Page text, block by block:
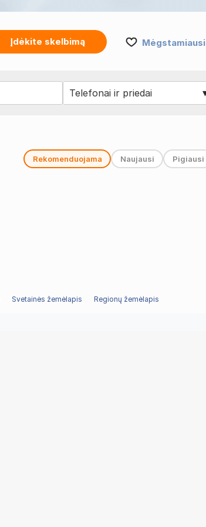
Įdėkite skelbimą Mėgstamiausi
Rekomenduojama Naujausi Pigiausi
Svetainės žemėlapis Regionų žemėlapis